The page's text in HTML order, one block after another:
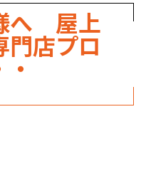
へ 屋上
門店プロ
・